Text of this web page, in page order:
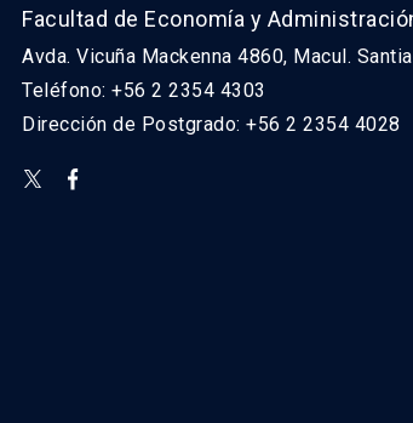
Facultad de Economía y
Avda. Vicuña Mackenna 4860, Macul.
Teléfono: +56 2 2354 4303
Dirección de Postgrado: +56 2 2354 4028